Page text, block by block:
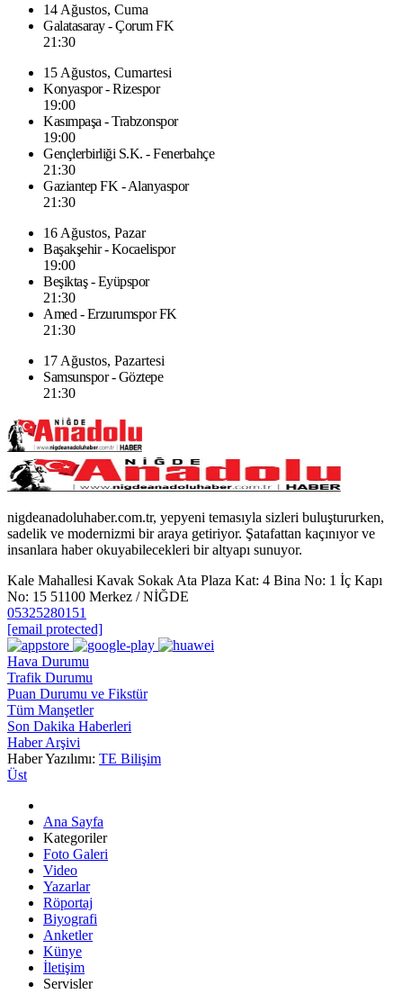
14 Ağustos, Cuma
Galatasaray - Çorum FK
21:30
15 Ağustos, Cumartesi
Konyaspor - Rizespor
19:00
Kasımpaşa - Trabzonspor
19:00
Gençlerbirliği S.K. - Fenerbahçe
21:30
Gaziantep FK - Alanyaspor
21:30
16 Ağustos, Pazar
Başakşehir - Kocaelispor
19:00
Beşiktaş - Eyüpspor
21:30
Amed - Erzurumspor FK
21:30
17 Ağustos, Pazartesi
Samsunspor - Göztepe
21:30
nigdeanadoluhaber.com.tr, yepyeni temasıyla sizleri buluştururken,
sadelik ve modernizmi bir araya getiriyor. Şatafattan kaçınıyor ve
insanlara haber okuyabilecekleri bir altyapı sunuyor.
Kale Mahallesi Kavak Sokak Ata Plaza Kat: 4 Bina No: 1 İç Kapı
No: 15 51100 Merkez / NİĞDE
05325280151
[email protected]
Hava Durumu
Trafik Durumu
Puan Durumu ve Fikstür
Tüm Manşetler
Son Dakika Haberleri
Haber Arşivi
Haber Yazılımı: TE Bilişim
Üst
Ana Sayfa
Kategoriler
Foto Galeri
Video
Yazarlar
Röportaj
Biyografi
Anketler
Künye
İletişim
Servisler